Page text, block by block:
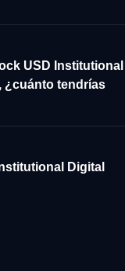
USD Institutional
¿cuánto tendrías
Digital